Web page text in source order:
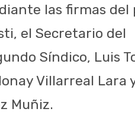
las firmas del
el Secretario del
Síndico, Luis
Villarreal Lara
Muñiz.